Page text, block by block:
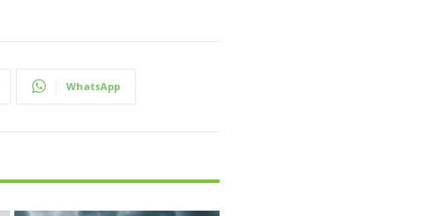
WhatsApp